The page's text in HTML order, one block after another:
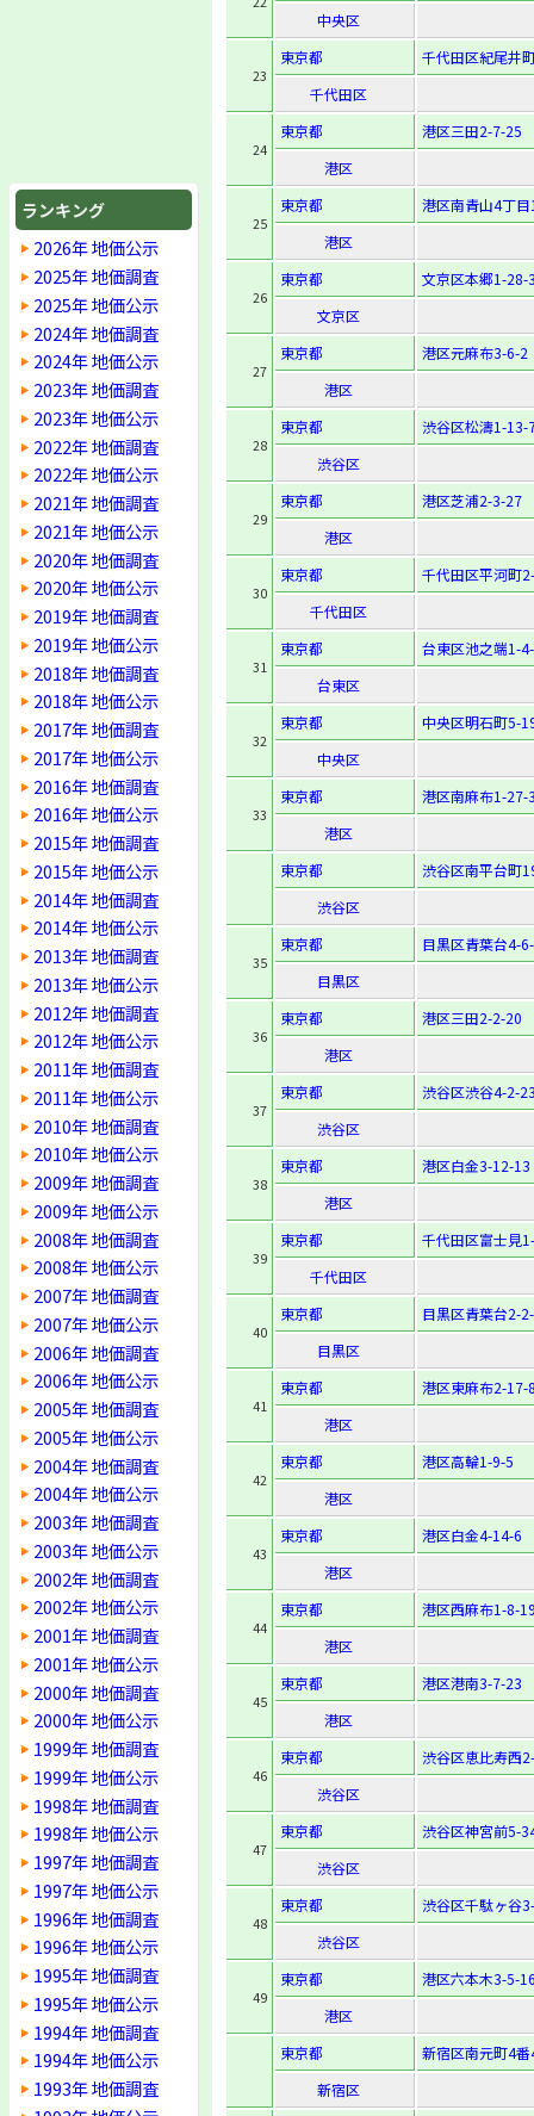
ランキング
2026年 地価公示
2025年 地価調査
2025年 地価公示
2024年 地価調査
2024年 地価公示
2023年 地価調査
2023年 地価公示
2022年 地価調査
2022年 地価公示
2021年 地価調査
2021年 地価公示
2020年 地価調査
2020年 地価公示
2019年 地価調査
2019年 地価公示
2018年 地価調査
2018年 地価公示
2017年 地価調査
2017年 地価公示
2016年 地価調査
2016年 地価公示
2015年 地価調査
2015年 地価公示
2014年 地価調査
2014年 地価公示
2013年 地価調査
2013年 地価公示
2012年 地価調査
2012年 地価公示
2011年 地価調査
2011年 地価公示
2010年 地価調査
2010年 地価公示
2009年 地価調査
2009年 地価公示
2008年 地価調査
2008年 地価公示
2007年 地価調査
2007年 地価公示
2006年 地価調査
2006年 地価公示
2005年 地価調査
2005年 地価公示
2004年 地価調査
2004年 地価公示
2003年 地価調査
2003年 地価公示
2002年 地価調査
2002年 地価公示
2001年 地価調査
2001年 地価公示
2000年 地価調査
2000年 地価公示
1999年 地価調査
1999年 地価公示
1998年 地価調査
1998年 地価公示
1997年 地価調査
1997年 地価公示
1996年 地価調査
1996年 地価公示
1995年 地価調査
1995年 地価公示
1994年 地価調査
1994年 地価公示
1993年 地価調査
中央区
23
東京都
千代田区紀尾井
千代田区
24
東京都
港区三田2-7-25
港区
25
東京都
港区南青山4丁
港区
26
東京都
文京区本郷1-28-
文京区
27
東京都
港区元麻布3-6-2
港区
28
東京都
渋谷区松濤1-13-
渋谷区
29
東京都
港区芝浦2-3-27
港区
30
東京都
千代田区平河町
千代田区
31
東京都
台東区池之端1-
台東区
32
東京都
中央区明石町5-
中央区
33
東京都
港区南麻布1-27-
港区
東京都
渋谷区南平台町
渋谷区
35
東京都
目黒区青葉台4-
目黒区
36
東京都
港区三田2-2-20
港区
37
東京都
渋谷区渋谷4-2-
渋谷区
38
東京都
港区白金3-12-13
港区
39
東京都
千代田区富士見
千代田区
40
東京都
目黒区青葉台2-
目黒区
41
東京都
港区東麻布2-17-
港区
42
東京都
港区高輪1-9-5
港区
43
東京都
港区白金4-14-6
港区
44
東京都
港区西麻布1-8-
港区
45
東京都
港区港南3-7-23
港区
46
東京都
渋谷区恵比寿西
渋谷区
47
東京都
渋谷区神宮前5-
渋谷区
48
東京都
渋谷区千駄ヶ谷
渋谷区
49
東京都
港区六本木3-5-
港区
東京都
新宿区南元町4
新宿区